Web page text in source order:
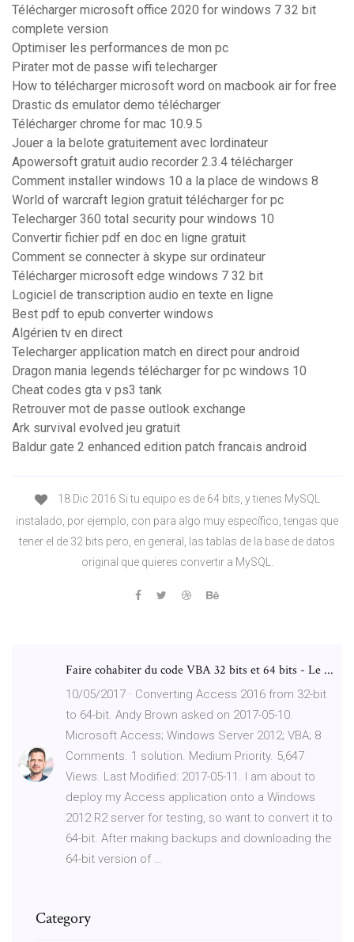
Télécharger microsoft office 2020 for windows 7 32 bit
complete version
Optimiser les performances de mon pc
Pirater mot de passe wifi telecharger
How to télécharger microsoft word on macbook air for free
Drastic ds emulator demo télécharger
Télécharger chrome for mac 10.9.5
Jouer a la belote gratuitement avec lordinateur
Apowersoft gratuit audio recorder 2.3.4 télécharger
Comment installer windows 10 a la place de windows 8
World of warcraft legion gratuit télécharger for pc
Telecharger 360 total security pour windows 10
Convertir fichier pdf en doc en ligne gratuit
Comment se connecter à skype sur ordinateur
Télécharger microsoft edge windows 7 32 bit
Logiciel de transcription audio en texte en ligne
Best pdf to epub converter windows
Algérien tv en direct
Telecharger application match en direct pour android
Dragon mania legends télécharger for pc windows 10
Cheat codes gta v ps3 tank
Retrouver mot de passe outlook exchange
Ark survival evolved jeu gratuit
Baldur gate 2 enhanced edition patch francais android
18 Dic 2016 Si tu equipo es de 64 bits, y tienes MySQL
instalado, por ejemplo, con para algo muy específico, tengas que
tener el de 32 bits pero, en general, las tablas de la base de datos
original que quieres convertir a MySQL.
Faire cohabiter du code VBA 32 bits et 64 bits - Le ...
10/05/2017 · Converting Access 2016 from 32-bit
to 64-bit. Andy Brown asked on 2017-05-10.
Microsoft Access; Windows Server 2012; VBA; 8
Comments. 1 solution. Medium Priority. 5,647
Views. Last Modified: 2017-05-11. I am about to
deploy my Access application onto a Windows
2012 R2 server for testing, so want to convert it to
64-bit. After making backups and downloading the
64-bit version of …
Category